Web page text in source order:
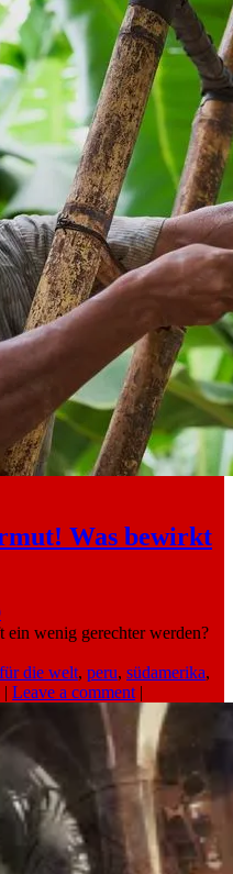
Was bewirkt
wenig gerechter werden?
die welt, peru, südamerika,
| Leave a comment |